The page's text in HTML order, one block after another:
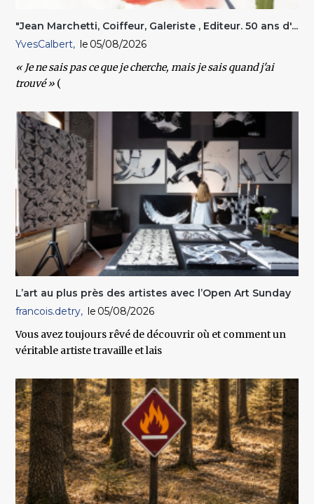
"Jean Marchetti, Coiffeur, Galeriste , Editeur. 50 ans d'...
YvesCalbert
05/08/2026
« Je ne sais pas ce que je cherche, mais je sais quand j'ai
trouvé » (
L’art au plus près des artistes avec l’Open Art Sunday
francois.detry
05/08/2026
Vous avez toujours rêvé de découvrir où et comment un
véritable artiste travaille et lais